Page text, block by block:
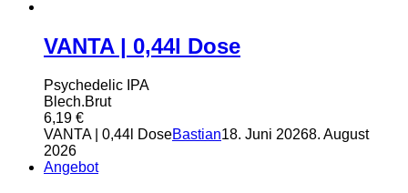
VANTA | 0,44l Dose
Psychedelic IPA
Blech.Brut
6,19 €
VANTA | 0,44l DoseBastian18. Juni 20268. August
2026
Angebot